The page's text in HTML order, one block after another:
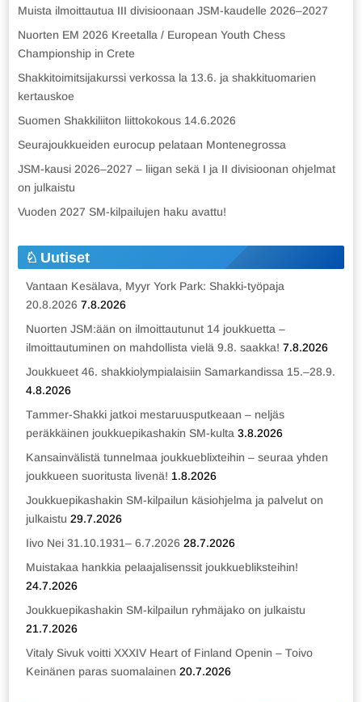
Muista ilmoittautua III divisioonaan JSM-kaudelle 2026–2027
Nuorten EM 2026 Kreetalla / European Youth Chess
Championship in Crete
Shakkitoimitsijakurssi verkossa la 13.6. ja shakkituomarien
kertauskoe
Suomen Shakkiliiton liittokokous 14.6.2026
Seurajoukkueiden eurocup pelataan Montenegrossa
JSM-kausi 2026–2027 – liigan sekä I ja II divisioonan ohjelmat
on julkaistu
Vuoden 2027 SM-kilpailujen haku avattu!
Uutiset
Vantaan Kesälava, Myyr York Park: Shakki-työpaja
20.8.2026 7.8.2026
Nuorten JSM:ään on ilmoittautunut 14 joukkuetta –
ilmoittautuminen on mahdollista vielä 9.8. saakka! 7.8.2026
Joukkueet 46. shakkiolympialaisiin Samarkandissa 15.–28.9.
4.8.2026
Tammer-Shakki jatkoi mestaruusputkeaan – neljäs
peräkkäinen joukkuepikashakin SM-kulta 3.8.2026
Kansainvälistä tunnelmaa joukkueblixteihin – seuraa yhden
joukkueen suoritusta livenä! 1.8.2026
Joukkuepikashakin SM-kilpailun käsiohjelma ja palvelut on
julkaistu 29.7.2026
Iivo Nei 31.10.1931– 6.7.2026 28.7.2026
Muistakaa hankkia pelaajalisenssit joukkuebliksteihin!
24.7.2026
Joukkuepikashakin SM-kilpailun ryhmäjako on julkaistu
21.7.2026
Vitaly Sivuk voitti XXXIV Heart of Finland Openin – Toivo
Keinänen paras suomalainen 20.7.2026